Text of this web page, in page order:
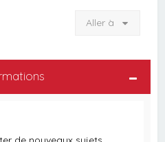
Aller à